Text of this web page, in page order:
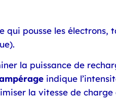
pousse les électrons,
la puissance de
indique
la vitesse de charge